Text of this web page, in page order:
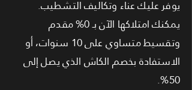
يوفر عليك عناء وتكاليف التشطيب.
يمكنك امتلاكها الآن بـ 0% مقدم
وتقسيط متساوي على 10 سنوات، أو
الاستفادة بخصم الكاش الذي يصل إلى
50%.